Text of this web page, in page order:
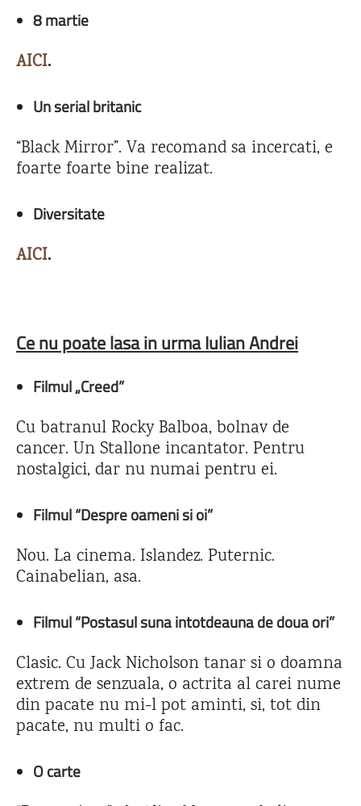
8 martie
AICI.
Un serial britanic
“Black Mirror”. Va recomand sa incercati, e
foarte foarte bine realizat.
Diversitate
AICI.
Ce nu poate lasa in urma Iulian Andrei
Filmul „Creed”
Cu batranul Rocky Balboa, bolnav de
cancer. Un Stallone incantator. Pentru
nostalgici, dar nu numai pentru ei.
Filmul “Despre oameni si oi”
Nou. La cinema. Islandez. Puternic.
Cainabelian, asa.
Filmul “Postasul suna intotdeauna de doua ori”
Clasic. Cu Jack Nicholson tanar si o doamna
extrem de senzuala, o actrita al carei nume
din pacate nu mi-l pot aminti, si, tot din
pacate, nu multi o fac.
O carte